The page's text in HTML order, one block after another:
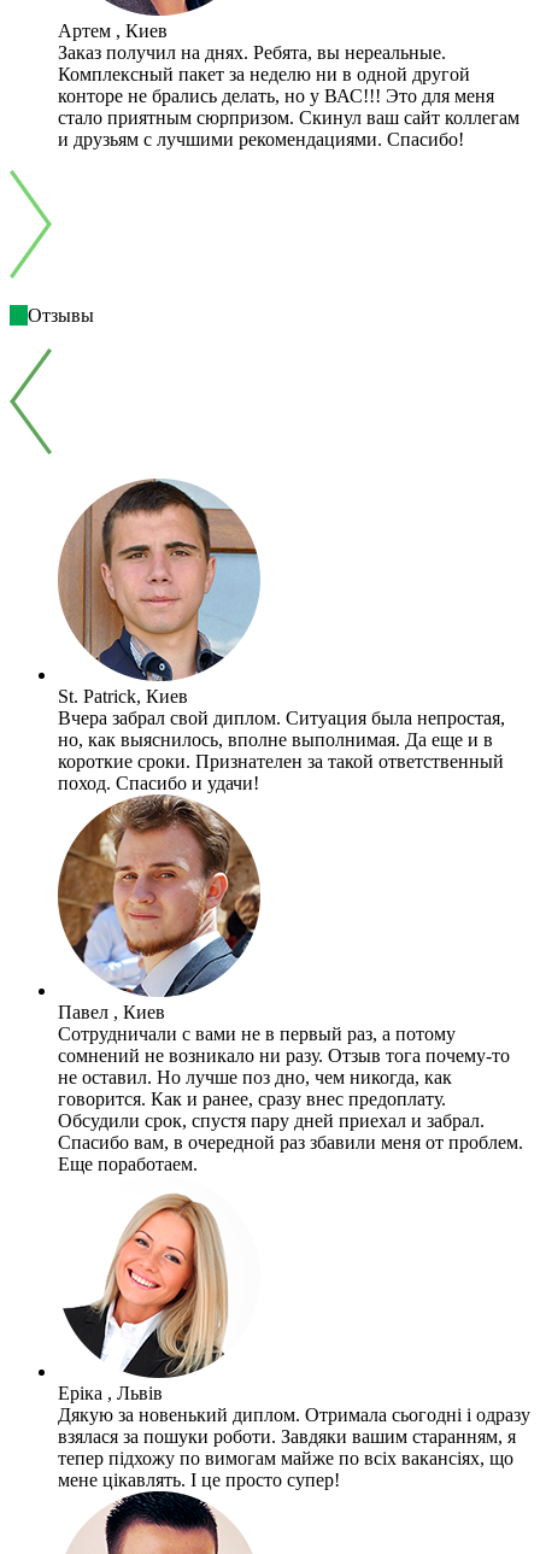
Артем , Киев
Заказ получил на днях. Ребята, вы нереальные.
Комплексный пакет за неделю ни в одной другой
конторе не брались делать, но у ВАС!!! Это для меня
стало приятным сюрпризом. Скинул ваш сайт коллегам
и друзьям с лучшими рекомендациями. Спасибо!
Отзывы
St. Patrick, Киев
Вчера забрал свой диплом. Ситуация была непростая,
но, как выяснилось, вполне выполнимая. Да еще и в
короткие сроки. Признателен за такой ответственный
поход. Спасибо и удачи!
Павел , Киев
Сотрудничали с вами не в первый раз, а потому
сомнений не возникало ни разу. Отзыв тога почему-то
не оставил. Но лучше поз дно, чем никогда, как
говорится. Как и ранее, сразу внес предоплату.
Обсудили срок, спустя пару дней приехал и забрал.
Спасибо вам, в очередной раз збавили меня от проблем.
Еще поработаем.
Еріка , Львів
Дякую за новенький диплом. Отримала сьогодні і одразу
взялася за пошуки роботи. Завдяки вашим старанням, я
тепер підхожу по вимогам майже по всіх вакансіях, що
мене цікавлять. І це просто супер!